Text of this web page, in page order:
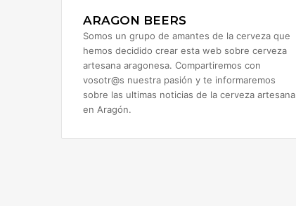
ARAGON BEERS
Somos un grupo de amantes de la cerveza que
hemos decidido crear esta web sobre cerveza
artesana aragonesa. Compartiremos con
vosotr@s nuestra pasión y te informaremos
sobre las ultimas noticias de la cerveza artesana
en Aragón.